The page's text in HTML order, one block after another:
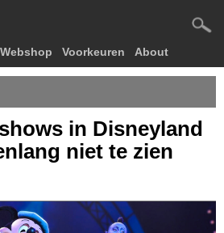
Webshop Voorkeuren About
in Disneyland
niet te zien